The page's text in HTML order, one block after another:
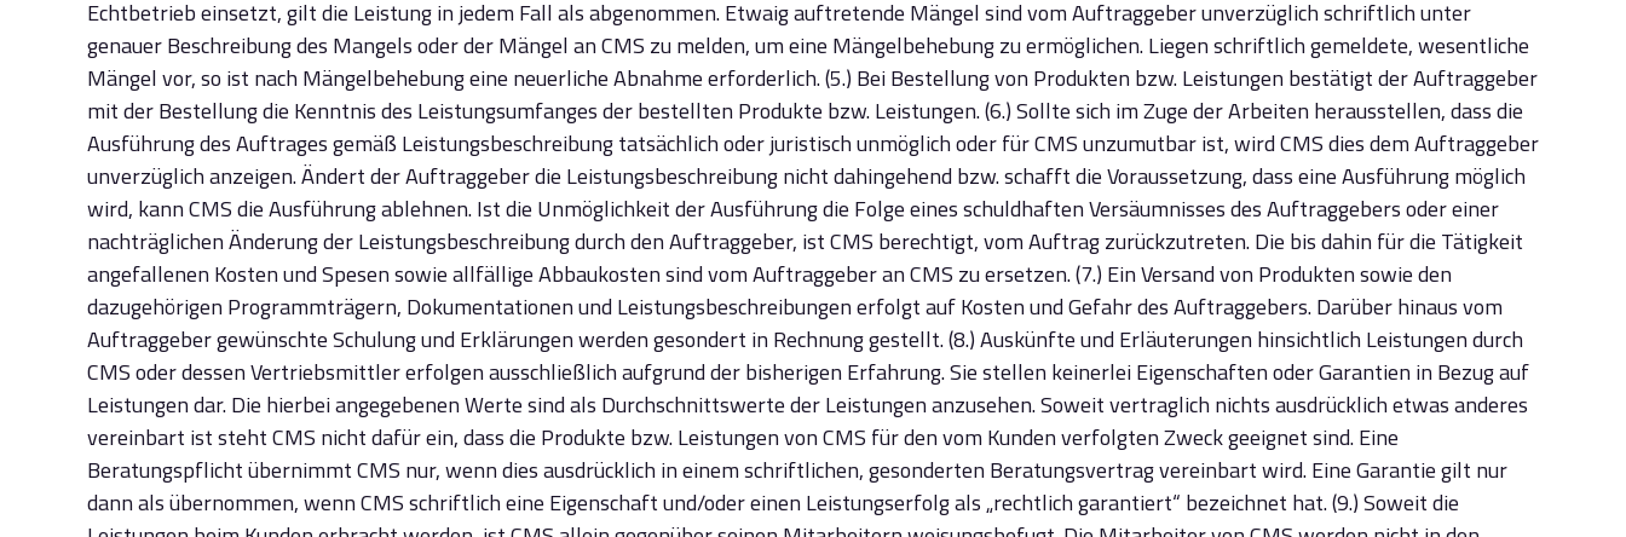
Echtbetrieb einsetzt, gilt die Leistung in jedem Fall als abgenommen. Etwaig auftretende Mängel sind vom Auftraggeber unverzüglich schriftlich unter
genauer Beschreibung des Mangels oder der Mängel an CMS zu melden, um eine Mängelbehebung zu ermöglichen. Liegen schriftlich gemeldete, wesentliche
Mängel vor, so ist nach Mängelbehebung eine neuerliche Abnahme erforderlich. (5.) Bei Bestellung von Produkten bzw. Leistungen bestätigt der Auftraggeber
mit der Bestellung die Kenntnis des Leistungsumfanges der bestellten Produkte bzw. Leistungen. (6.) Sollte sich im Zuge der Arbeiten herausstellen, dass die
Ausführung des Auftrages gemäß Leistungsbeschreibung tatsächlich oder juristisch unmöglich oder für CMS unzumutbar ist, wird CMS dies dem Auftraggeber
unverzüglich anzeigen. Ändert der Auftraggeber die Leistungsbeschreibung nicht dahingehend bzw. schafft die Voraussetzung, dass eine Ausführung möglich
wird, kann CMS die Ausführung ablehnen. Ist die Unmöglichkeit der Ausführung die Folge eines schuldhaften Versäumnisses des Auftraggebers oder einer
nachträglichen Änderung der Leistungsbeschreibung durch den Auftraggeber, ist CMS berechtigt, vom Auftrag zurückzutreten. Die bis dahin für die Tätigkeit
angefallenen Kosten und Spesen sowie allfällige Abbaukosten sind vom Auftraggeber an CMS zu ersetzen. (7.) Ein Versand von Produkten sowie den
dazugehörigen Programmträgern, Dokumentationen und Leistungsbeschreibungen erfolgt auf Kosten und Gefahr des Auftraggebers. Darüber hinaus vom
Auftraggeber gewünschte Schulung und Erklärungen werden gesondert in Rechnung gestellt. (8.) Auskünfte und Erläuterungen hinsichtlich Leistungen durch
CMS oder dessen Vertriebsmittler erfolgen ausschließlich aufgrund der bisherigen Erfahrung. Sie stellen keinerlei Eigenschaften oder Garantien in Bezug auf
Leistungen dar. Die hierbei angegebenen Werte sind als Durchschnittswerte der Leistungen anzusehen. Soweit vertraglich nichts ausdrücklich etwas anderes
vereinbart ist steht CMS nicht dafür ein, dass die Produkte bzw. Leistungen von CMS für den vom Kunden verfolgten Zweck geeignet sind. Eine
Beratungspflicht übernimmt CMS nur, wenn dies ausdrücklich in einem schriftlichen, gesonderten Beratungsvertrag vereinbart wird. Eine Garantie gilt nur
dann als übernommen, wenn CMS schriftlich eine Eigenschaft und/oder einen Leistungserfolg als „rechtlich garantiert“ bezeichnet hat. (9.) Soweit die